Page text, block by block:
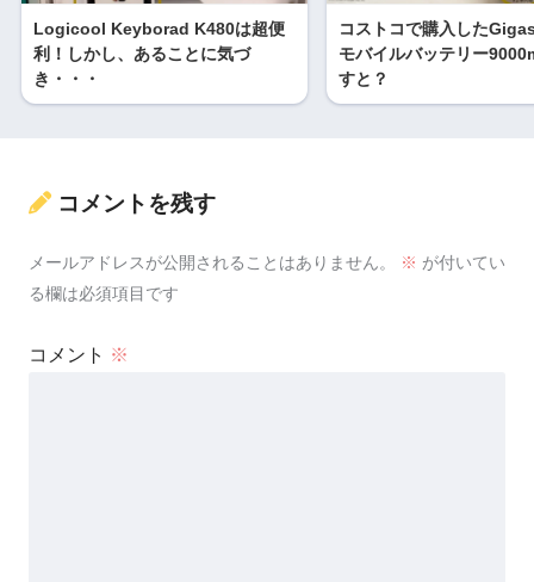
Logicool Keyborad K480は超便
利！しかし、あることに気づ
き・・・
コストコで購入した
モバイルバッテリー
すと？
コメントを残す
メールアドレスが公開されることはありません。 ※ が付いてい
る欄は必須項目です
コメント ※